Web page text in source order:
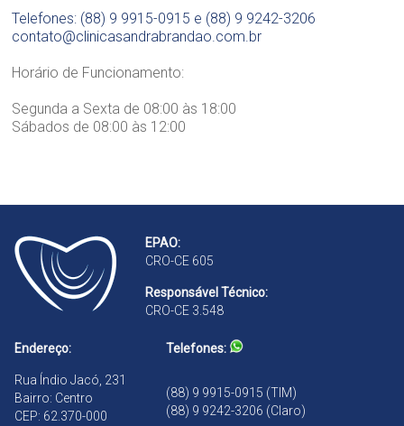
n
d
a
r
a
a
.
a
d
r
ã
o
a
D
a
S
a
a
r
a
Telefones: (88) 9 9915-0915 e (88) 9 9242-3206
contato@clinicasandrabrandao.com.br
Horário de Funcionamento:
Segunda a Sexta de 08:00 às 18:00
Sábados de 08:00 às 12:00
EPAO:
CRO-CE 605
Responsável Técnico:
CRO-CE 3.548
Endereço:
Rua Índio Jacó, 231
Bairro: Centro
CEP: 62.370-000
Telefones:
(88) 9 9915-0915 (TIM)
(88) 9 9242-3206 (Claro)